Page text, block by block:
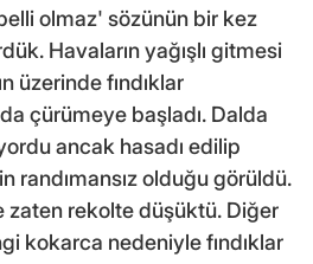
olmaz' sözünün bir kez
Havaların yağışlı gitmesi
üzerinde fındıklar
çürümeye başladı. Dalda
ancak hasadı edilip
randımansız olduğu görüldü.
zaten rekolte düşüktü. Diğer
kokarca nedeniyle fındıklar